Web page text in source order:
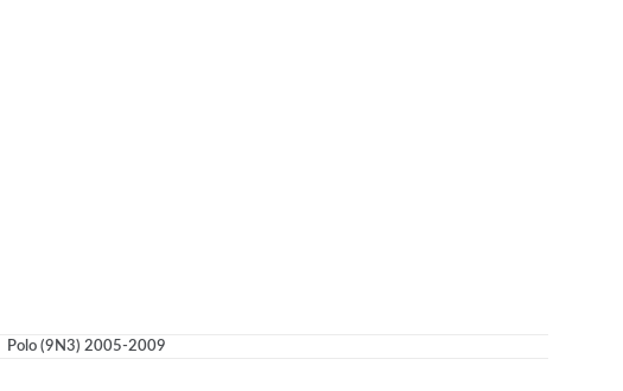
Polo (9N3) 2005-2009